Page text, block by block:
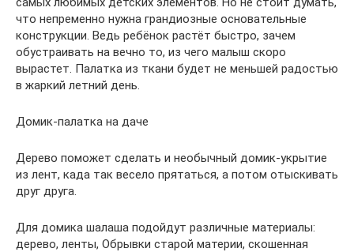
что непременно нужна грандиозные основательные
конструкции. Ведь ребёнок растёт быстро, зачем
обустраивать на вечно то, из чего малыш скоро
вырастет. Палатка из ткани будет не меньшей радостью
в жаркий летний день.
Домик-палатка на даче
Дерево поможет сделать и необычный домик-укрытие
из лент, када так весело прятаться, а потом отыскивать
друг друга.
Для домика шалаша подойдут различные материалы:
дерево, ленты, Обрывки старой материи, скошенная